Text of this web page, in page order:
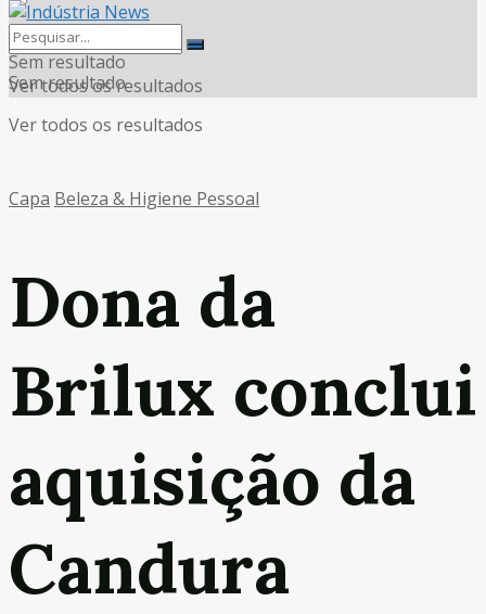
Sem resultado
Ver todos os resultados
Sem resultado
Ver todos os resultados
Capa Beleza & Higiene Pessoal
Dona da
Brilux conclui
aquisição da
Candura